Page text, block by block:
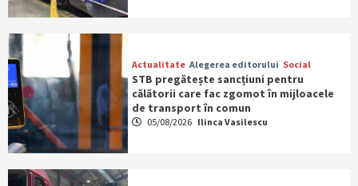
Actualitate Alegerea editorului Social
STB pregătește sancțiuni pentru
călătorii care fac zgomot în mijloacele
de transport în comun
05/08/2026 Ilinca Vasilescu